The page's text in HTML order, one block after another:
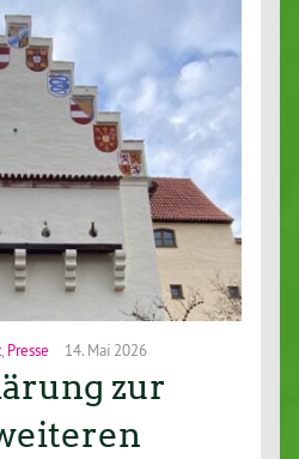
Presse 14. Mai 2026
zur